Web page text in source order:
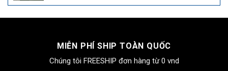
là:
4.000.000₫.
tại
là:
MIỄN PHÍ SHIP TOÀN QUỐC
Chúng tôi FREESHIP đơn hàng từ 0 vnd